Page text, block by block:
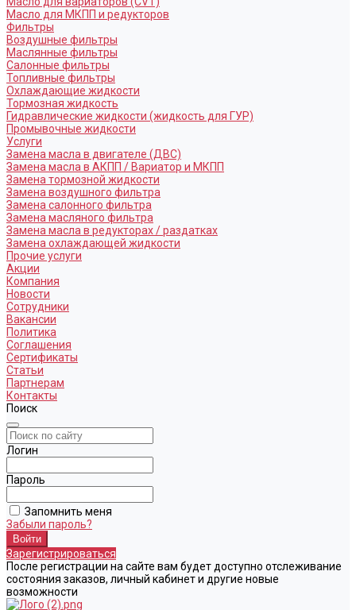
Масло для МКПП и редукторов
Фильтры
Воздушные фильтры
Маслянные фильтры
Салонные фильтры
Топливные фильтры
Охлаждающие жидкости
Тормозная жидкость
Гидравлические жидкости (жидкость для ГУР)
Промывочные жидкости
Услуги
Замена масла в двигателе (ДВС)
Замена масла в АКПП / Вариатор и МКПП
Замена тормозной жидкости
Замена воздушного фильтра
Замена салонного фильтра
Замена масляного фильтра
Замена масла в редукторах / раздатках
Замена охлаждающей жидкости
Прочие услуги
Акции
Компания
Новости
Сотрудники
Вакансии
Политика
Соглашения
Сертификаты
Статьи
Партнерам
Контакты
Поиск
Логин
Пароль
Запомнить меня
Забыли пароль?
Зарегистрироваться
После регистрации на сайте вам будет доступно отслеживание
состояния заказов, личный кабинет и другие новые
возможности